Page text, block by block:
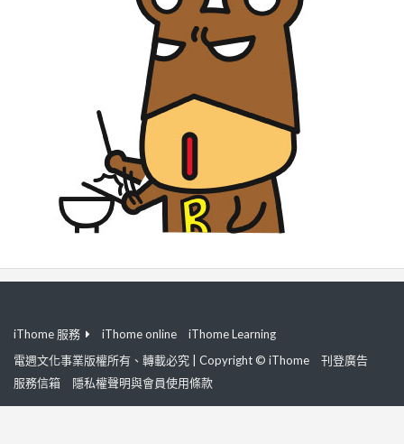
iThome 服務 iThome online
iThome Learning
電週文化事業版權所有、轉載必究 | Copyright © iThome
刊登廣告
服務信箱
隱私權聲明與會員使用條款